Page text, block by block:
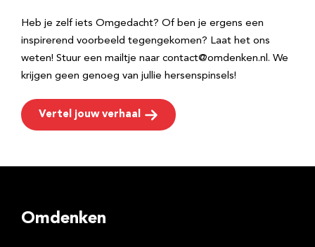
Heb je zelf iets Omgedacht? Of ben je ergens een
inspirerend voorbeeld tegengekomen? Laat het ons
weten! Stuur een mailtje naar contact@omdenken.nl. We
krijgen geen genoeg van jullie hersenspinsels!
Vertel jouw verhaal
Omdenken